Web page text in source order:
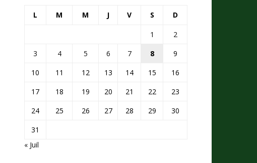
L M M J V S D
1
2
3
4 5 6 7 8
9
10
11 12 13 14 15
16
17
18 19 20 21 22
23
24
25 26 27 28 29
30
31
« Juil